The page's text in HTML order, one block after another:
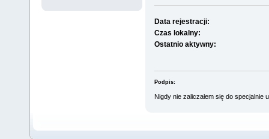
Data rejestracji:
Czas lokalny:
Ostatnio aktywny:
Podpis:
Nigdy nie zaliczałem się do specjalnie